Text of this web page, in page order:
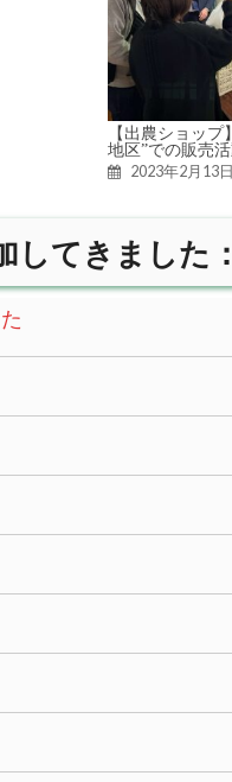
【出農ショップ
地区”での販売
2023年2月13日
してきました